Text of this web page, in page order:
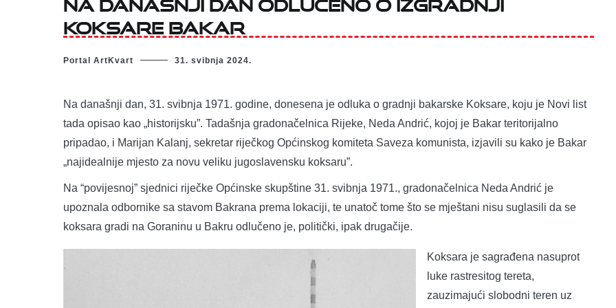
Koksare Bakar
Portal ArtKvart 31. svibnja 2024.
Na današnji dan, 31. svibnja 1971. godine, donesena je odluka o gradnji bakarske Koksare, koju je Novi list
tada opisao kao „historijsku”. Tadašnja gradonačelnica Rijeke, Neda Andrić, kojoj je Bakar teritorijalno
pripadao, i Marijan Kalanj, sekretar riječkog Općinskog komiteta Saveza komunista, izjavili su kako je Bakar
„najidealnije mjesto za novu veliku jugoslavensku koksaru”.
Na “povijesnoj” sjednici riječke Općinske skupštine 31. svibnja 1971., gradonačelnica Neda Andrić je
upoznala odbornike sa stavom Bakrana prema lokaciji, te unatoč tome što se mještani nisu suglasili da se
koksara gradi na Goraninu u Bakru odlučeno je, politički, ipak drugačije.
Koksara je sagrađena nasuprot
luke rastresitog tereta,
zauzimajući slobodni teren uz